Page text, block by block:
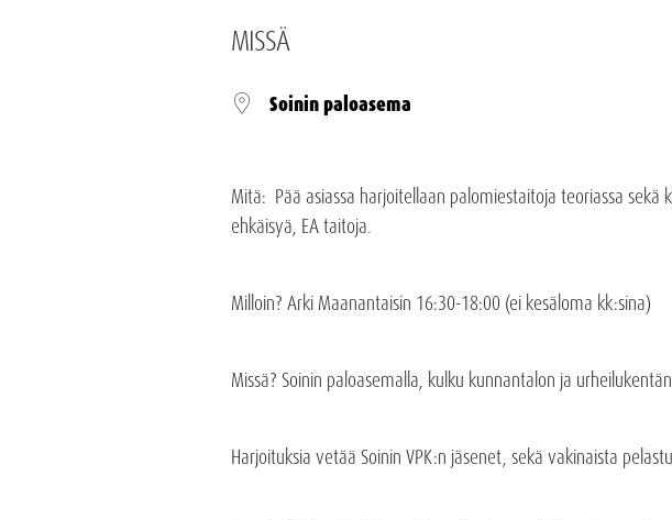
MISSÄ
Soinin paloasema
Mitä: Pää asiassa harjoitellaan palomiestaitoja teoriassa
ehkäisyä, EA taitoja.
Milloin? Arki Maanantaisin 16:30-18:00 (ei kesäloma kk:sina)
Missä? Soinin paloasemalla, kulku kunnantalon ja
Harjoituksia vetää Soinin VPK:n jäsenet, sekä vakinaista